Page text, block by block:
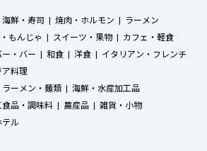
海鮮・寿司 焼肉・ホルモン
ラーメン
もんじゃ
スイーツ・果物
カフェ・軽食
・バー 和食 洋食
イタリアン・フレンチ
ア料理
ラーメン・麺類
海鮮・水産加工品
食品・調味料 農産品
雑貨・小物
テル